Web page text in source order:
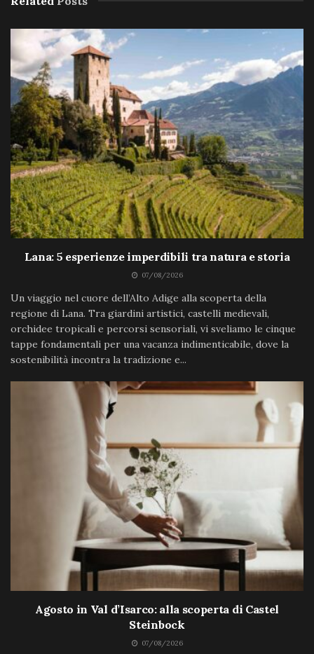
Lana: 5 esperienze imperdibili tra natura e storia
07/08/2026
Un viaggio nel cuore dell’Alto Adige alla scoperta della
regione di Lana. Tra giardini artistici, castelli medievali,
orchidee tropicali e percorsi sensoriali, vi sveliamo le cinque
tappe fondamentali per una vacanza indimenticabile, dove la
sostenibilità incontra la tradizione e...
Agosto in Val d’Isarco: alla scoperta di Castel
Steinbock
07/08/2026